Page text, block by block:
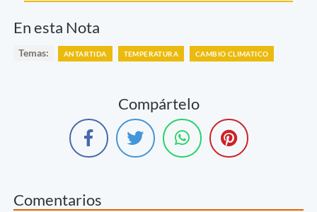
En esta Nota
Temas: ANTARTIDA TEMPERATURA CAMBIO CLIMATICO
Compártelo
Comentarios